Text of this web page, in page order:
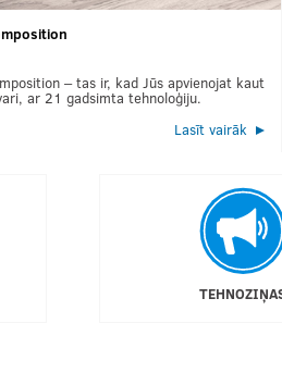
– tas ir, kad Jūs apvienojat kaut
ar 21 gadsimta tehnoloģiju.
Lasīt vairāk